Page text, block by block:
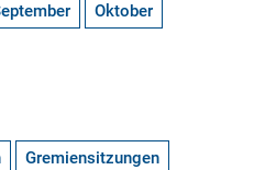
Oktober
Gremiensitzungen